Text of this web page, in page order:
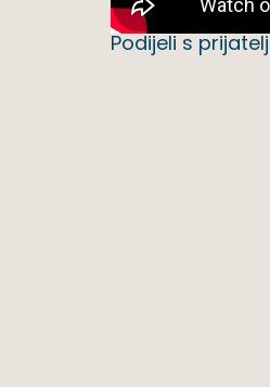
Podijeli s